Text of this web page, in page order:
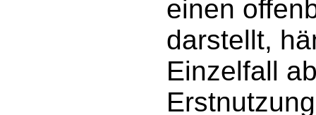
einen
darstellt,
Einzelfall